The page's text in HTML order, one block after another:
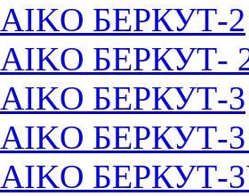
AIKO БЕРКУТ-2
AIKO БЕРКУТ-
AIKO БЕРКУТ-3
AIKO БЕРКУТ-
AIKO БЕРКУТ-